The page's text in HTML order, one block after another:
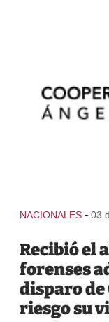
NACIONALES - 03
Recibió el
forenses
disparo de
riesgo su